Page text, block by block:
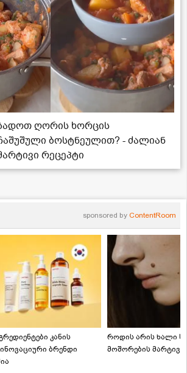
ღორის ხორცის
ბოსტნეულით? - ძალიან
რეცეპტი
sponsored by ContentRoom
კანის
ბრენდი
როდის არის ხალი
მოშორების